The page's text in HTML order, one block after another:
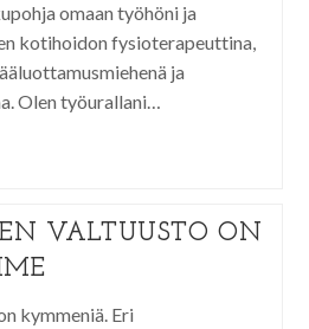
omaan työhöni ja
kotihoidon fysioterapeuttina,
ja
Olen työurallani…
VALTUUSTO ON
kymmeniä. Eri